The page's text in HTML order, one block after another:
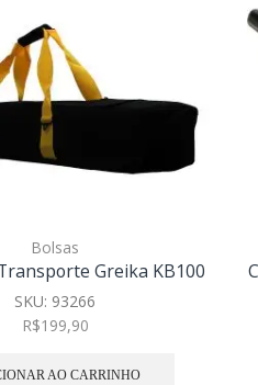
Bolsas
Greika KB100
SKU: 93266
R$199,90
AO CARRINHO